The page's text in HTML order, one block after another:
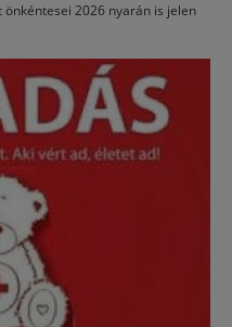
2026 nyarán is jelen